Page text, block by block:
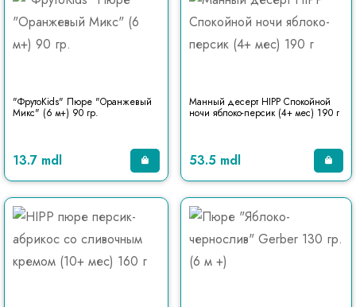
"ФрутоKids" Пюре "Оранжевый
Микс" (6 м+) 90 гр.
13.7 mdl
Манный десерт HIPP Спокойной
ночи яблоко-персик (4+ мес) 190 г
53.5 mdl